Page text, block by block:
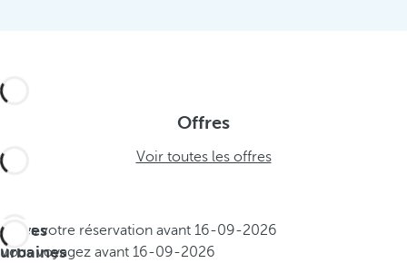
Offres
Voir toutes les offres
Offres
urbaines
Faites votre réservation avant 16-09-2026
Vous voyagez avant 16-09-2026